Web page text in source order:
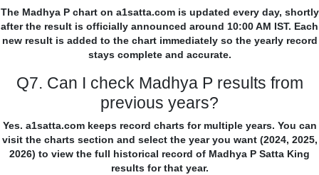
The Madhya P chart on a1satta.com is updated every day, shortly
after the result is officially announced around 10:00 AM IST. Each
new result is added to the chart immediately so the yearly record
stays complete and accurate.
Q7. Can I check Madhya P results from
previous years?
Yes. a1satta.com keeps record charts for multiple years. You can
visit the charts section and select the year you want (2024, 2025,
2026) to view the full historical record of Madhya P Satta King
results for that year.